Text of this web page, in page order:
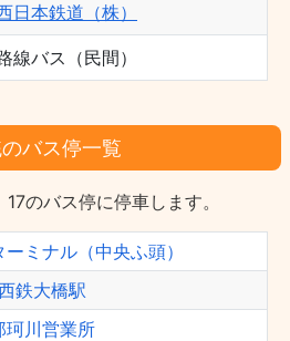
日本鉄道（株）
線バス（民間）
バス停一覧
のバス停に停車します。
ミナル（中央ふ頭）
鉄大橋駅
珂川営業所